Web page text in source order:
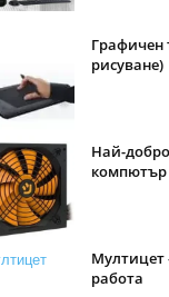
Графичен
рисуване)
Най-
компютър
Мултицет
работа